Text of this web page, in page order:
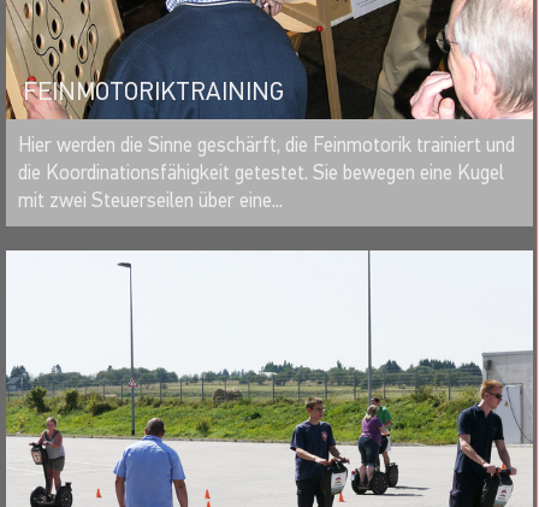
FEINMOTORIKTRAINING
MERKEN
Hier werden die Sinne geschärft, die Feinmotorik trainiert und
die Koordinationsfähigkeit getestet. Sie bewegen eine Kugel
mit zwei Steuerseilen über eine...